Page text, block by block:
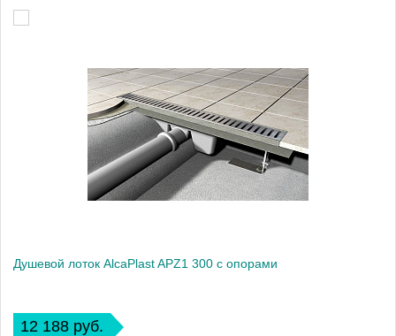
Душевой лоток AlcaPlast APZ1 300 с опорами
12 188 руб.